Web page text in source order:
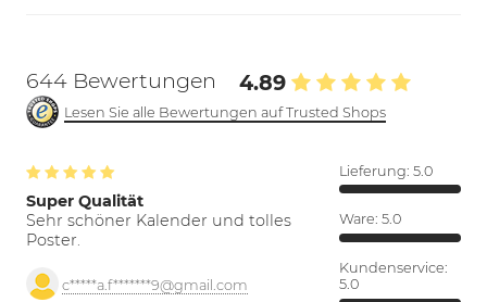
644 Bewertungen 4.89
Lesen Sie alle Bewertungen auf Trusted Shops
Super Qualität
Sehr schöner Kalender und tolles
Poster.
c*****a.f*******9@gmail.com
Lieferung: 5.0
Ware: 5.0
Kundenservice:
5.0